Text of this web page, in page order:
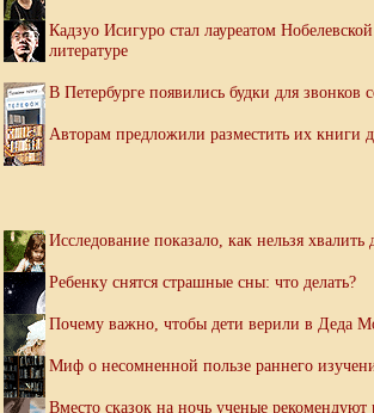
Кадзуо Исигуро стал лауреатом
литературе
В Петербурге появились будки для звонков
Авторам предложили разместить их книги
Исследование показало, как нельзя хвалить
Ребенку снятся страшные сны: что делать?
Почему важно, чтобы дети верили в Деда
Миф о несомненной пользе раннего
Вместо сказок на ночь ученые рекомендуют